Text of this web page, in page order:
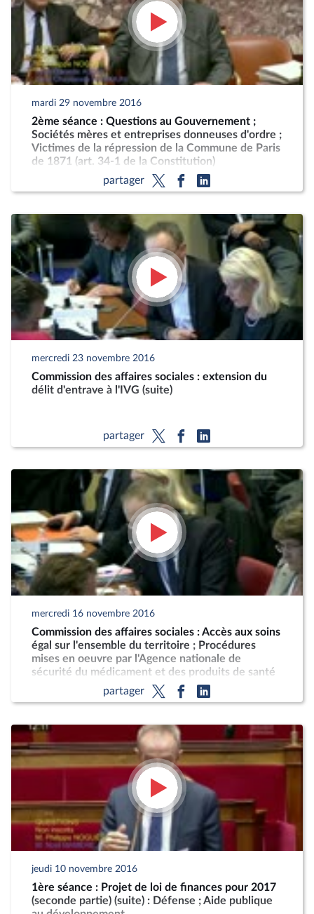
mardi 29 novembre 2016
2ème séance : Questions au Gouvernement ;
Sociétés mères et entreprises donneuses d'ordre ;
Victimes de la répression de la Commune de Paris
de 1871 (art. 34-1 de la Constitution)
partager
mercredi 23 novembre 2016
Commission des affaires sociales : extension du
délit d'entrave à l'IVG (suite)
partager
mercredi 16 novembre 2016
Commission des affaires sociales : Accès aux soins
égal sur l'ensemble du territoire ; Procédures
mises en oeuvre par l'Agence nationale de
sécurité du médicament et des produits de santé
partager
jeudi 10 novembre 2016
1ère séance : Projet de loi de finances pour 2017
(seconde partie) (suite) : Défense ; Aide publique